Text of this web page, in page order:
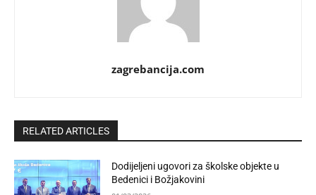
zagrebancija.com
RELATED ARTICLES
Dodijeljeni ugovori za školske objekte u
Bedenici i Božjakovini